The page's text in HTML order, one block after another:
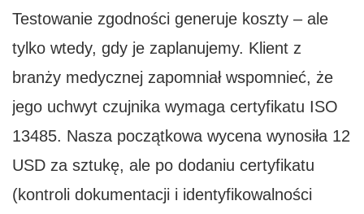
Testowanie zgodności generuje koszty – ale
tylko wtedy, gdy je zaplanujemy. Klient z
branży medycznej zapomniał wspomnieć, że
jego uchwyt czujnika wymaga certyfikatu ISO
13485. Nasza początkowa wycena wynosiła 12
USD za sztukę, ale po dodaniu certyfikatu
(kontroli dokumentacji i identyfikowalności